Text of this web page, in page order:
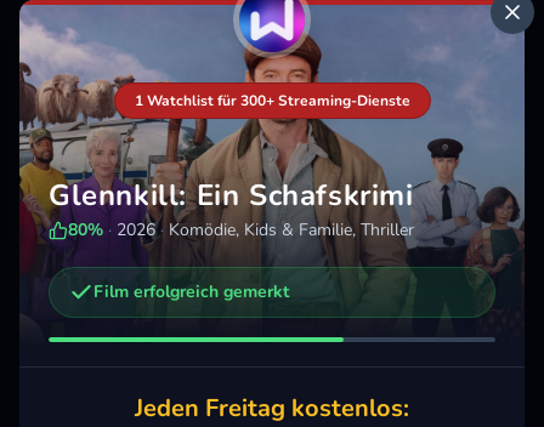
Hinzufügen
Weitere Trailer, die dich interessieren könnten
Toy Story 5
Mehr
Vaiana
Merken
Mehr
1 Watchlist für 300+ Streaming-Dienste
Glennkill: Ein Schafskrimi
80% · 2026 · Komödie, Kids & Familie, Thriller
Film erfolgreich gemerkt
Jeden Freitag kostenlos: